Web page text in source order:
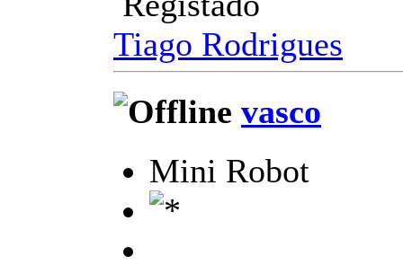
Tiago Rodrigues
vasco
Mini Robot